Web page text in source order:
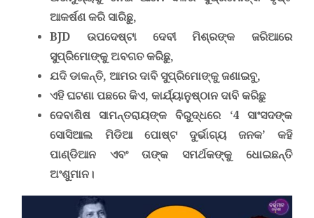
ଆକର୍ଷଣ କରି ସାରିଛୁ,
BJD
ଉପଦେଷ୍ଟା ଦେବୀ ମିଶ୍ରଙ୍କ ଜରିଆରେ
ସୁପ୍ରିମୋଙ୍କୁ ଅବଗତ କରିଛୁ,
ଯଦି ଡାକନ୍ତି, ଆମର ଦାବି ସୁପ୍ରିମୋଙ୍କୁ ଜଣାଇବୁ,
ଏହି ଘଟଣା ପଛରେ କିଏ,କାର୍ଯ୍ୟାନୁଷ୍ଠାନ ଦାବି କରିଛୁ
ଦେବାଶିଷ ସାମନ୍ତରାୟଙ୍କ ବିରୁଦ୍ଧରେ ‘4ସାଂସଦଙ୍କ
ସୋସିଆଲ ମିଡିଆ ପୋଷ୍ଟ ଦୁର୍ଭାଗ୍ୟ ଜନକ’ କହି
ପାଣ୍ଡିଆନ ଏବଂ ତାଙ୍କ ସମର୍ଥକଙ୍କୁ ଧୋଇଛନ୍ତି
ଅଂଶୁମାନ।